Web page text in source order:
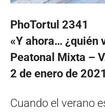
PhoTortul 2341
«Y ahora… ¿quién
Peatonal Mixta –
2 de enero de 2021
Cuando el verano